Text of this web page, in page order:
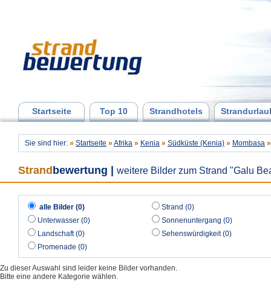
Startseite Top 10 Strandhotels
Sie sind hier: » Startseite » Afrika » Kenia » Südküste (Kenia) » Mombasa »
Strand bewertung weitere Bilder zum Strand "Galu
alle Bilder (0)
Strand (0)
Unterwasser (0)
Sonnenuntergang (0)
Landschaft (0)
Sehenswürdigkeit (0)
Promenade (0)
Zu dieser Auswahl sind leider keine Bilder vorhanden.
Bitte eine andere Kategorie wählen.